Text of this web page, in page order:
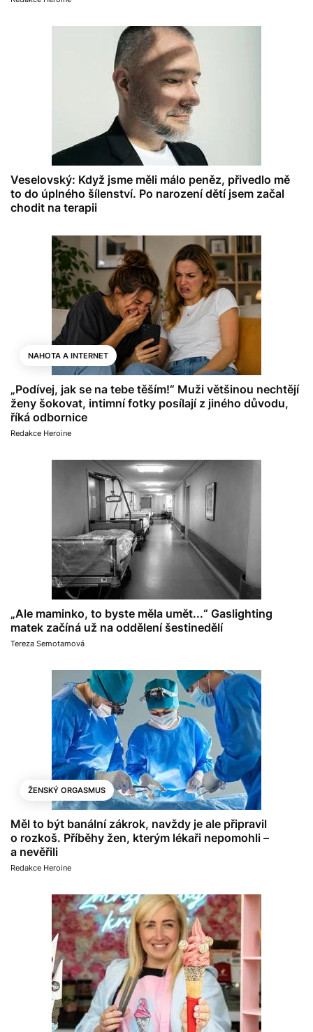
Veselovský: Když jsme měli málo peněz, přivedlo mě
to do úplného šílenství. Po narození dětí jsem začal
chodit na terapii
NAHOTA A INTERNET
„Podívej, jak se na tebe těším!“ Muži většinou nechtějí
ženy šokovat, intimní fotky posílají z jiného důvodu,
říká odbornice
Redakce Heroine
„Ale maminko, to byste měla umět...“ Gaslighting
matek začíná už na oddělení šestinedělí
Tereza Semotamová
ŽENSKÝ ORGASMUS
Měl to být banální zákrok, navždy je ale připravil
o rozkoš. Příběhy žen, kterým lékaři nepomohli –
a nevěřili
Redakce Heroine